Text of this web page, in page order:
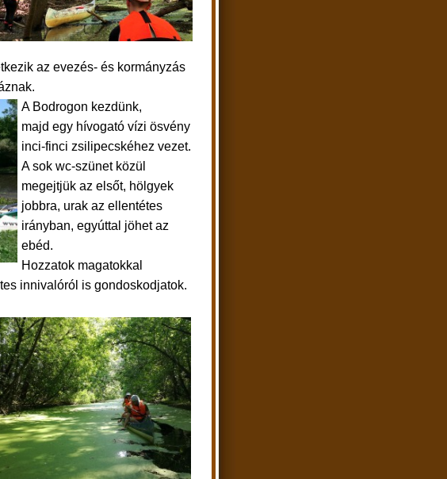
az evezés- és kormányzás
A Bodrogon kezdünk,
majd egy hívogató vízi ösvény
inci-finci zsilipecskéhez vezet.
A sok wc-szünet közül
megejtjük az elsőt, hölgyek
jobbra, urak az ellentétes
irányban, egyúttal jöhet az
ebéd.
Hozzatok magatokkal
innivalóról is gondoskodjatok.